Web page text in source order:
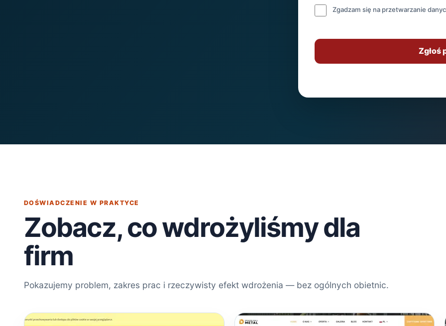
Zgadzam się na przetwarzanie
Zgłoś
DOŚWIADCZENIE W PRAKTYCE
Zobacz, co wdrożyliśmy dla
firm
Pokazujemy problem, zakres prac i rzeczywisty efekt wdrożenia — bez ogólnych obietnic.